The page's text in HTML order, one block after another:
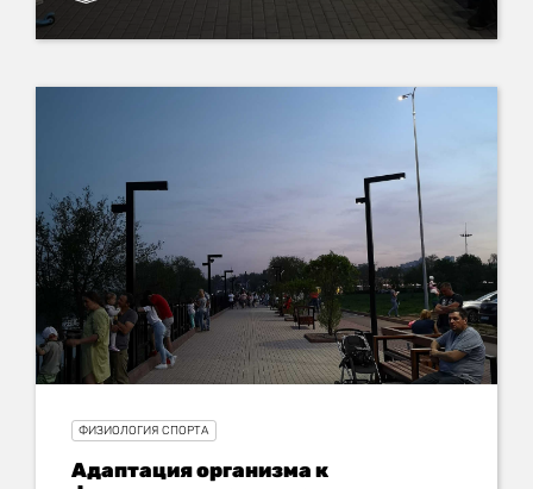
ФИЗИОЛОГИЯ СПОРТА
Адаптация организма к